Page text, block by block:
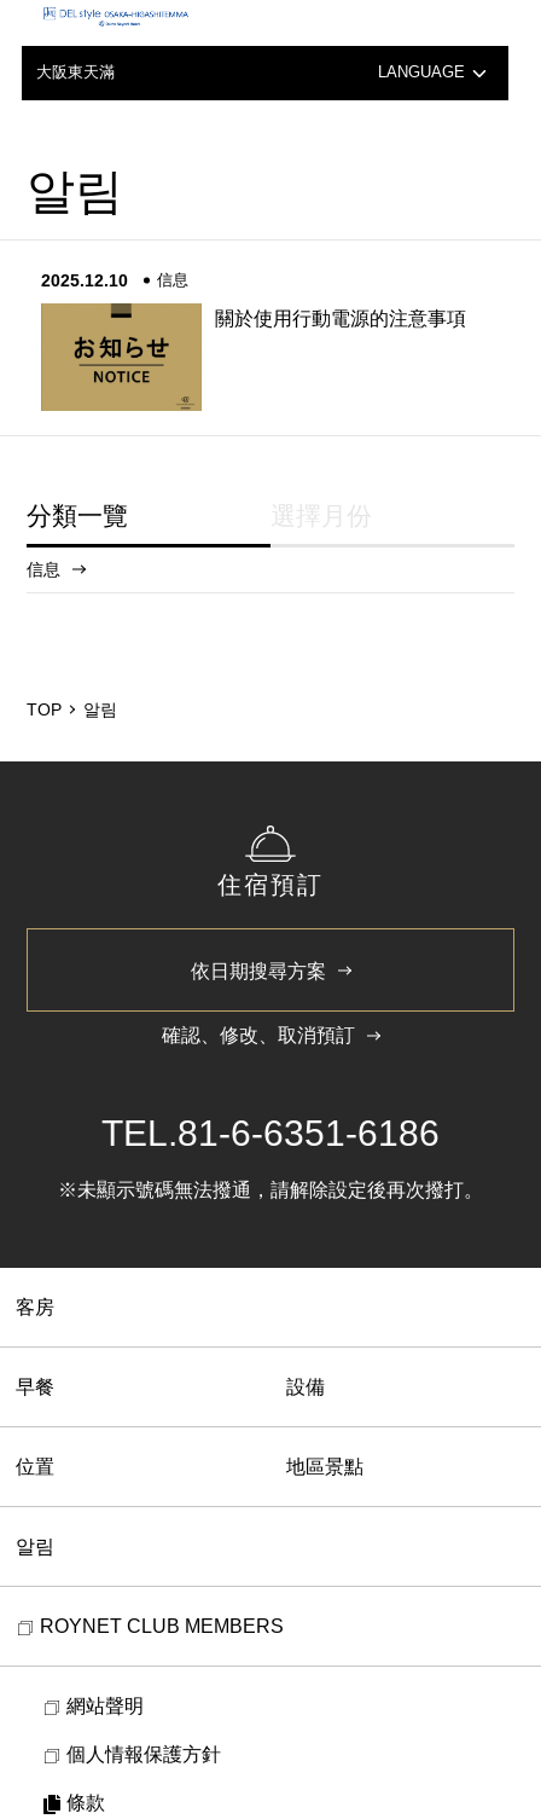
大阪東天滿 LANGUAGE
中文（簡体字）
한국어
알림
2025.12.10 信息
關於使用行動電源的注意事項
分類一覽
信息
選擇月份
TOP 알림
住宿預訂
依日期搜尋方案
確認、修改、取消預訂
TEL.81-6-6351-6186
※未顯示號碼無法撥通，請解除設定後再次撥打。
客房
早餐 設備
位置 地區景點
알림
ROYNET CLUB MEMBERS
網站聲明
個人情報保護方針
條款